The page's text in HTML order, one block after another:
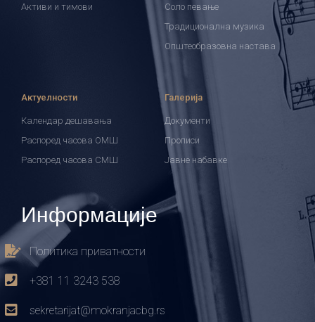
Активи и тимови
Соло певање
Традиционална музика
Општеобразовна настава
Актуелности
Календар дешавања
Распоред часова ОМШ
Распоред часова СМШ
Галерија
Документи
Прописи
Јавне набавке
Информације
Политика приватности
+381 11 3243 538
sekretarijat@mokranjacbg.rs